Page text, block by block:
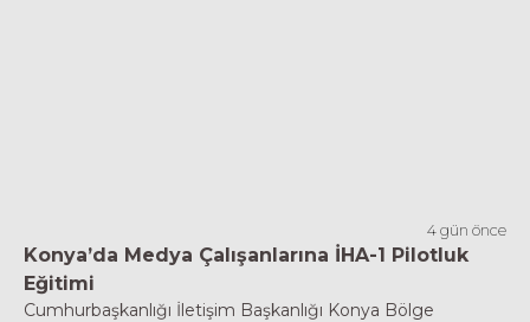
4 gün önce
Konya’da Medya Çalışanlarına İHA-1 Pilotluk
Eğitimi
Cumhurbaşkanlığı İletişim Başkanlığı Konya Bölge